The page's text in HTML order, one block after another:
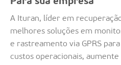
A Ituran, líder em
melhores soluções em
e rastreamento via GPRS
custos operacionais,